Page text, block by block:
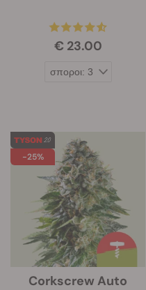
€ 23.00
-25%
Corkscrew Auto